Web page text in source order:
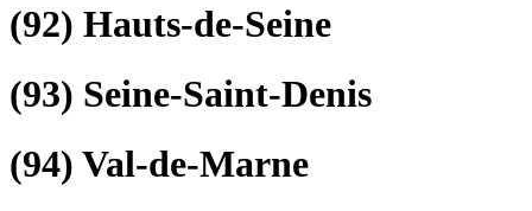
(92) Hauts-de-Seine
(93) Seine-Saint-Denis
(94) Val-de-Marne